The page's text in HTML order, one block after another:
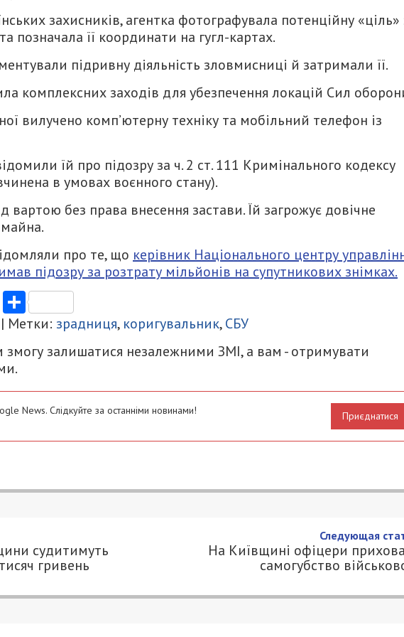
захисників, агентка фотографувала потенційну «ціль»
позначала її координати на гугл-картах.
підривну діяльність зловмисниці й затримали її.
комплексних заходів для убезпечення локацій Сил
вилучено комп’ютерну техніку та мобільний телефон із
їй про підозру за ч. 2 ст. 111 Кримінального кодексу
в умовах воєнного стану).
вартою без права внесення застави. Їй загрожує довічне
майна.
про те, що керівник Національного центру
підозру за розтрату мільйонів на супутникових знімках.
EmailПоділитися
| Метки: зрадниця, коригувальник,СБУ
залишатися незалежними ЗМІ, а вам - отримувати
News. Слідкуйте за останніми новинами! Приєднатися
судитимуть за списання